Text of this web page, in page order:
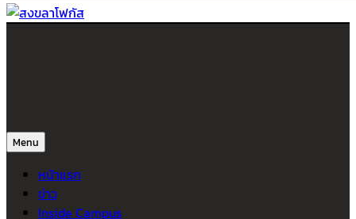
Menu
หน้าแรก
ข่าว
Inside Campus